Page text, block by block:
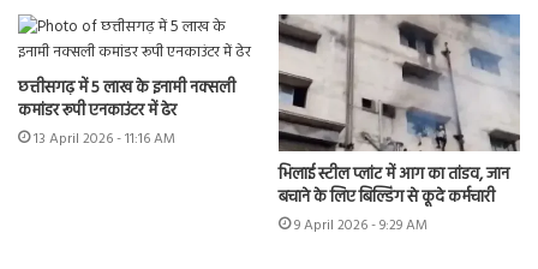
छत्तीसगढ़ में 5 लाख के इनामी नक्सली
कमांडर रूपी एनकाउंटर में ढेर
13 April 2026 - 11:16 AM
भिलाई स्टील प्लांट में आग का तांडव, जान
बचाने के लिए बिल्डिंग से कूदे कर्मचारी
9 April 2026 - 9:29 AM